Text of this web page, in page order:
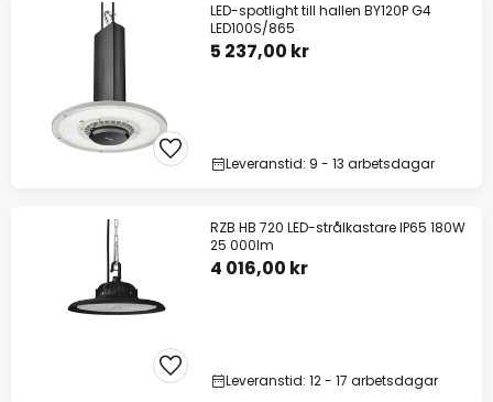
LED-spotlight till hallen BY120P G4
LED100S/865
5 237,00 kr
Leveranstid: 9 - 13 arbetsdagar
RZB HB 720 LED-strålkastare IP65 180W
25 000lm
4 016,00 kr
Leveranstid: 12 - 17 arbetsdagar